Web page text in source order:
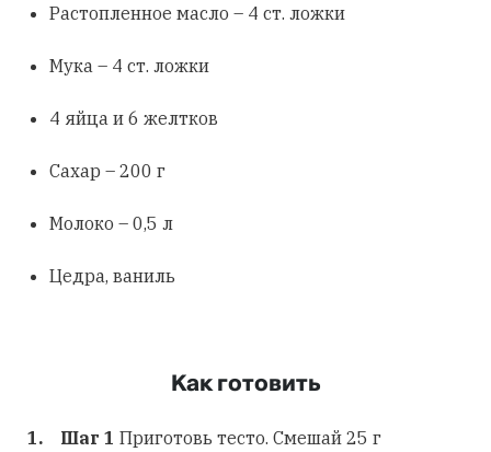
Растопленное масло – 4 ст. ложки
Мука – 4 ст. ложки
4 яйца и 6 желтков
Сахар – 200 г
Молоко – 0,5 л
Цедра, ваниль
Как готовить
Шаг 1 Приготовь тесто. Смешай 25 г